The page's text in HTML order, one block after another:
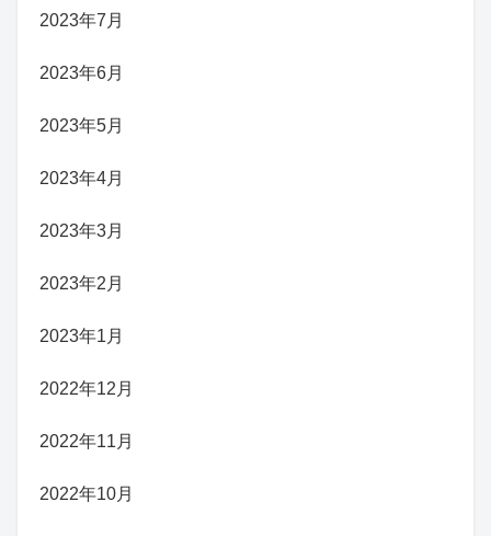
2023年7月
2023年6月
2023年5月
2023年4月
2023年3月
2023年2月
2023年1月
2022年12月
2022年11月
2022年10月